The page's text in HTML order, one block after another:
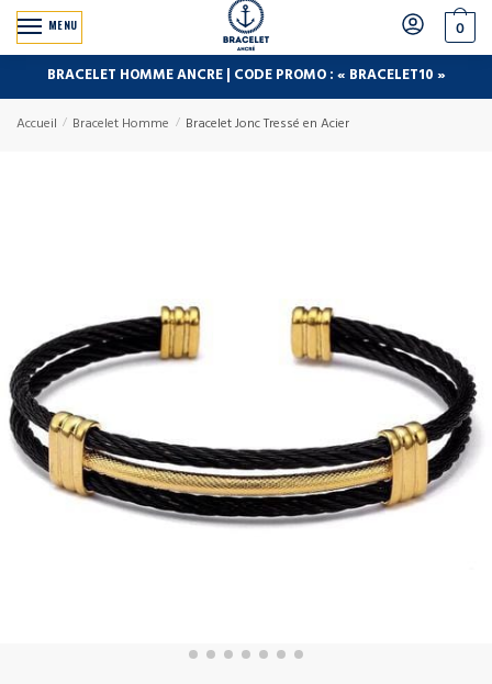
MENU 0
BRACELET HOMME ANCRE | CODE PROMO : « BRACELET10 »
Accueil / Bracelet Homme / Bracelet Jonc Tressé en Acier